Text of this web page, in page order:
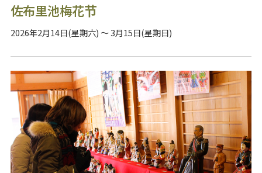
佐布里池梅花节
2026年2月14日(星期六) ～ 3月15日(星期日)